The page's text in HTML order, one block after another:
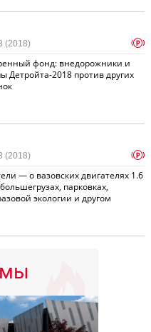
фонд: внедорожники и
Детройта-2018 против других
(2018) p
— о вазовских двигателях 1.6
парковках,
экологии и другом
(2018) p